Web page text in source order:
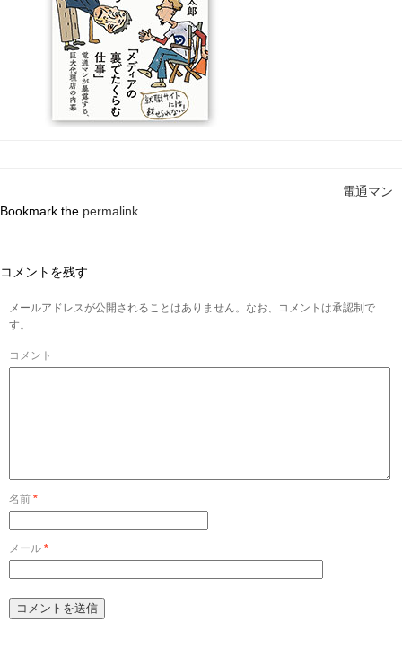
電通マン
Bookmark the permalink
コメントを残す
メールアドレスが公開されることはありません。なお、コメントは承認制で
す。
コメント
名前 *
メール *